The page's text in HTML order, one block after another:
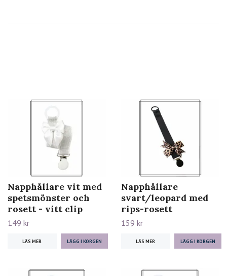
Napphållare vit med
spetsmönster och
rosett - vitt clip
149 kr
LÄS MER
Napphållare
svart/leopard med
rips-rosett
159 kr
LÄS MER